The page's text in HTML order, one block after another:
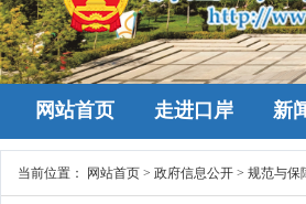
网站首页 走进口岸 新
当前位置： 网站首页 > 政府信息公开 > 规范与保